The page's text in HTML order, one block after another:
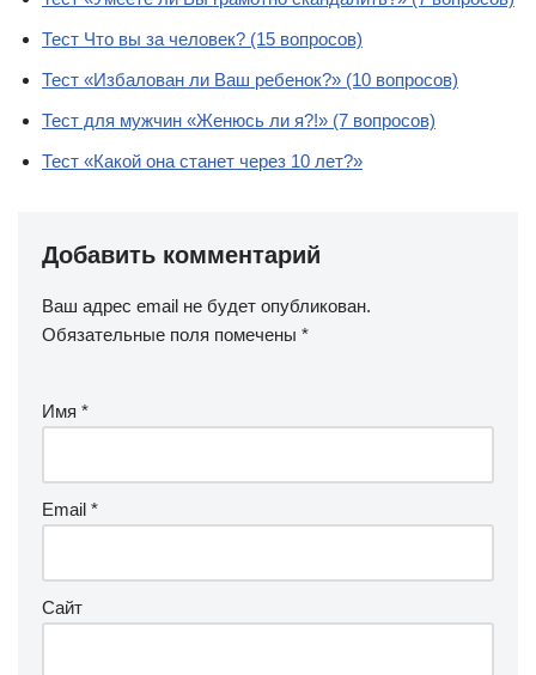
Тест Что вы за человек? (15 вопросов)
Тест «Избалован ли Ваш ребенок?» (10 вопросов)
Тест для мужчин «Женюсь ли я?!» (7 вопросов)
Тест «Какой она станет через 10 лет?»
Добавить комментарий
Ваш адрес email не будет опубликован.
Обязательные поля помечены *
Имя *
Email *
Сайт